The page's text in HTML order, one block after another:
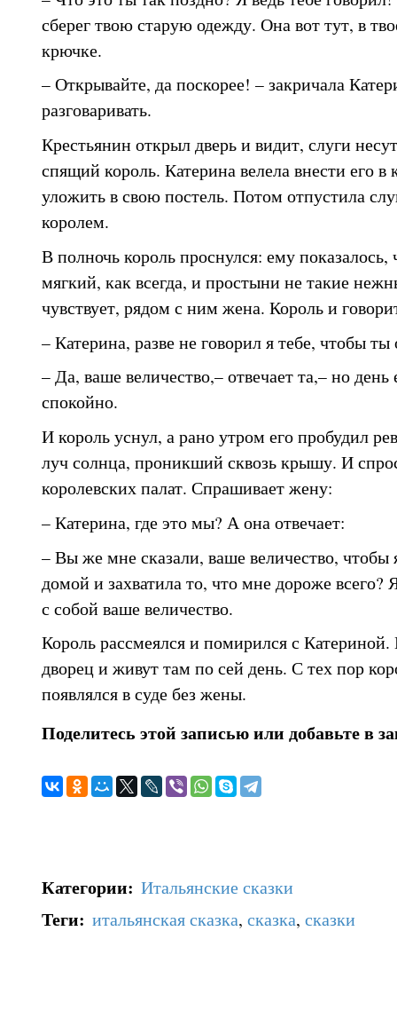
сберег твою старую одежду. Она вот тут, в
крючке.
– Открывайте, да поскорее! – закричала
разговаривать.
Крестьянин открыл дверь и видит, слуги
спящий король. Катерина велела внести его в
уложить в свою постель. Потом отпустила
королем.
В полночь король проснулся: ему показалось,
мягкий, как всегда, и простыни не такие
чувствует, рядом с ним жена. Король и
– Катерина, разве не говорил я тебе, чтобы
– Да, ваше величество,– отвечает та,– но
спокойно.
И король уснул, а рано утром его пробудил
луч солнца, проникший сквозь крышу. И
королевских палат. Спрашивает жену:
– Катерина, где это мы? А она отвечает:
– Вы же мне сказали, ваше величество, чтобы
домой и захватила то, что мне дороже всего?
с собой ваше величество.
Король рассмеялся и помирился с
дворец и живут там по сей день. С тех пор
появлялся в суде без жены.
Поделитесь этой записью или добавьте в
Категории: Итальянские сказки
Теги: итальянская сказка, сказка, сказки